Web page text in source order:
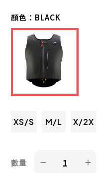
顏色： BLACK
XS/S M/L X/2X
數量